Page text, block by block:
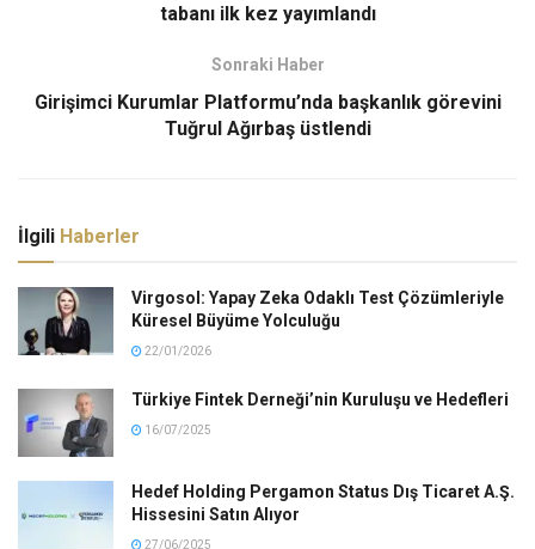
tabanı ilk kez yayımlandı
Sonraki Haber
Girişimci Kurumlar Platformu’nda başkanlık görevini
Tuğrul Ağırbaş üstlendi
İlgili Haberler
Virgosol: Yapay Zeka Odaklı Test Çözümleriyle
Küresel Büyüme Yolculuğu
22/01/2026
Türkiye Fintek Derneği’nin Kuruluşu ve Hedefleri
16/07/2025
Hedef Holding Pergamon Status Dış Ticaret A.Ş.
Hissesini Satın Alıyor
27/06/2025